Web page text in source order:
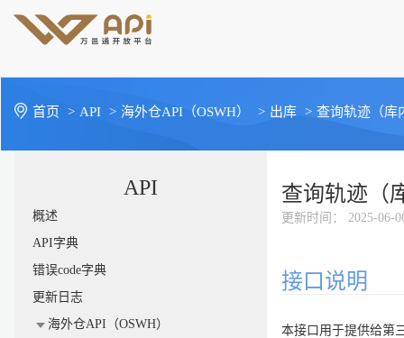
首页 > API > 海外仓API（OSWH） > 出库 > 查询轨迹（库
API
概述
API字典
错误code字典
更新日志
海外仓API（OSWH）
查询轨迹（
更新时间 ： 2025-06-
接口说明
本接口用于提供给第